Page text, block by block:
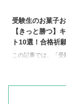
鈴木福の学校【高校
鈴木福くんが進学す
在のところわかっ
ですが本人の
で「高校に合格し
受験生のお菓子
【きっと勝つ】
ト10選！合格祈
この記事では、「
どんなものがある